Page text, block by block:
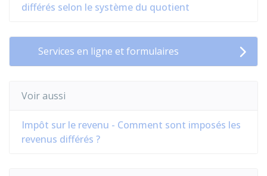
différés selon le système du quotient
Services en ligne et formulaires
Voir aussi
Impôt sur le revenu - Comment sont imposés les
revenus différés ?